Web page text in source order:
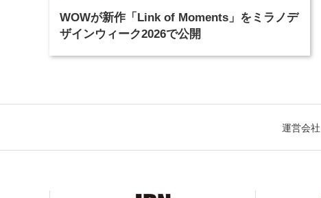
WOWが新作「Link of Moments」をミラノデ
ザインウィーク2026で公開
運営会社